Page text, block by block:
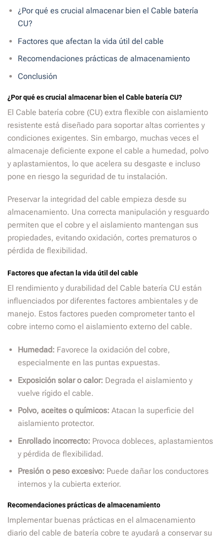
¿Por qué es crucial almacenar bien el Cable batería
CU?
Factores que afectan la vida útil del cable
Recomendaciones prácticas de almacenamiento
Conclusión
¿Por qué es crucial almacenar bien el Cable batería CU?
El Cable batería cobre (CU) extra flexible con aislamiento
resistente está diseñado para soportar altas corrientes y
condiciones exigentes. Sin embargo, muchas veces el
almacenaje deficiente expone el cable a humedad, polvo
y aplastamientos, lo que acelera su desgaste e incluso
pone en riesgo la seguridad de tu instalación.
Preservar la integridad del cable empieza desde su
almacenamiento. Una correcta manipulación y resguardo
permiten que el cobre y el aislamiento mantengan sus
propiedades, evitando oxidación, cortes prematuros o
pérdida de flexibilidad.
Factores que afectan la vida útil del cable
El rendimiento y durabilidad del Cable batería CU están
influenciados por diferentes factores ambientales y de
manejo. Estos factores pueden comprometer tanto el
cobre interno como el aislamiento externo del cable.
Humedad: Favorece la oxidación del cobre,
especialmente en las puntas expuestas.
Exposición solar o calor: Degrada el aislamiento y
vuelve rígido el cable.
Polvo, aceites o químicos: Atacan la superficie del
aislamiento protector.
Enrollado incorrecto: Provoca dobleces, aplastamientos
y pérdida de flexibilidad.
Presión o peso excesivo: Puede dañar los conductores
internos y la cubierta exterior.
Recomendaciones prácticas de almacenamiento
Implementar buenas prácticas en el almacenamiento
diario del cable de batería cobre te ayudará a conservar su